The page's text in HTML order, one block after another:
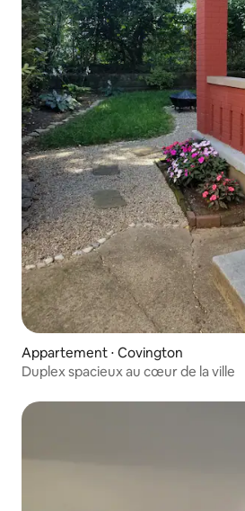
Appartement ⋅ Covington
Duplex spacieux au cœur de la ville